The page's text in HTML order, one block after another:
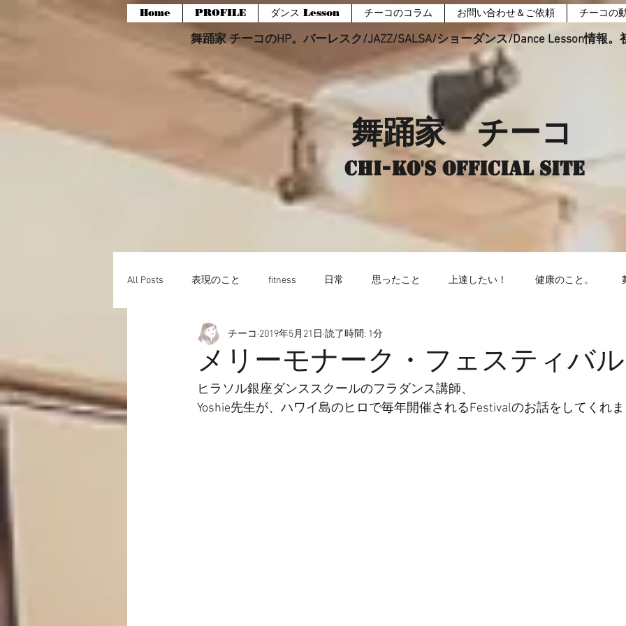
Home PROFILE ダンス Lesson チーコのコラム お問い合わせ＆ご依頼 チーコの
舞踊家 チーコのHP。バーレスク/JAZZ/SALSA/ショーダンス/Dance Lesson情報。
舞踊家 チーコ
Chi-ko's Official site
All Posts 表現のこと fitness 日常 思ったこと 上達したい！ 健康のこと。
愉快なこと 動画☆
メリーモナーク・フェスティバル
チーコ 2019年5月21日 読了時間: 1分
ヒラソル銀座ダンススクールのフラダンス講師、
Yoshie先生が、ハワイ島のヒロで毎年開催されるFestivalのお話をしてくれ